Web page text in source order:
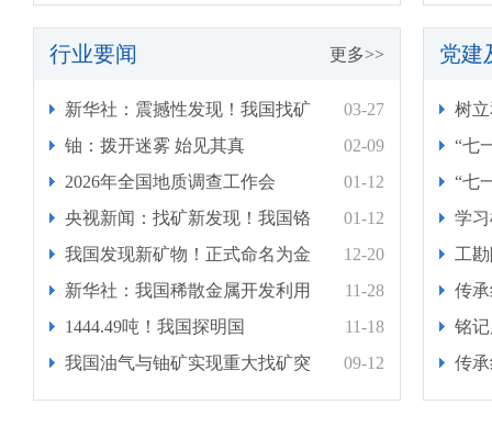
更多>>
行业要闻
03-27
新华社：震撼性发现！我国找矿
02-09
铀：拨开迷雾 始见其真
01-12
2026年全国地质调查工作会
01-12
央视新闻：找矿新发现！我国铬
12-20
我国发现新矿物！正式命名为金
11-28
新华社：我国稀散金属开发利用
11-18
1444.49吨！我国探明国
09-12
我国油气与铀矿实现重大找矿突
党建
树
“七
“七
学
工
传
铭
传